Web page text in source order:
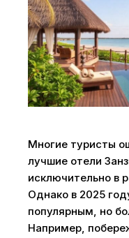
Многие туристы
лучшие отели
исключительно в
Однако в 2025
популярным, но
Например,